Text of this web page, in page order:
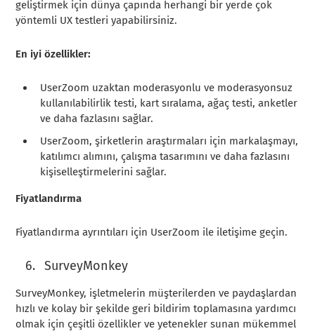
geliştirmek için dünya çapında herhangi bir yerde çok
yöntemli UX testleri yapabilirsiniz.
En iyi özellikler:
UserZoom uzaktan moderasyonlu ve moderasyonsuz
kullanılabilirlik testi, kart sıralama, ağaç testi, anketler
ve daha fazlasını sağlar.
UserZoom, şirketlerin araştırmaları için markalaşmayı,
katılımcı alımını, çalışma tasarımını ve daha fazlasını
kişiselleştirmelerini sağlar.
Fiyatlandırma
Fiyatlandırma ayrıntıları için UserZoom ile iletişime geçin.
SurveyMonkey
SurveyMonkey, işletmelerin müşterilerden ve paydaşlardan
hızlı ve kolay bir şekilde geri bildirim toplamasına yardımcı
olmak için çeşitli özellikler ve yetenekler sunan mükemmel